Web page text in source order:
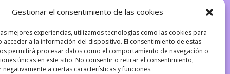
Gestionar el consentimiento de las cookies
mejores experiencias, utilizamos tecnologías como las cookies para
acceder a la información del dispositivo. El consentimiento de estas
permitirá procesar datos como el comportamiento de navegación o
únicas en este sitio. No consentir o retirar el consentimiento,
negativamente a ciertas características y funciones.